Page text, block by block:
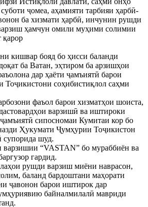
ҷомеа, аҳамияти тарбияи ҳарбӣ-
ба хизмати ҳарбӣ, инчунин рушди
ҳамчун омили муҳими солимии
қарор
кишвар бояд бо ҳисси баланди
ба Ватан, эҳтиром ба арзишҳои
дар ҳаёти ҷамъиятӣ барои
соҳибистиқлол саҳми
фаъол барои хизматҳои шоиста,
варзишӣ ва иштироки
сипосномаи Кумитаи кор бо
Ҳукумати Ҷумҳурии Тоҷикистон
супорида шуд.
варзишии “VASTAN” бо мураббиён ва
гардид.
рушди варзиш миёни наврасон,
баланд бардоштани маҳорати
ҷавонон барои иштирок дар
байналмилалӣ мавриди